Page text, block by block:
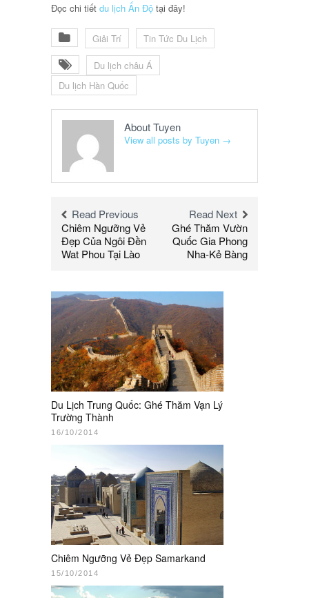
Đọc chi tiết du lịch Ấn Độ tại đây!
Giải Trí Tin Tức Du Lịch
Du lịch châu Á
Du lịch Hàn Quốc
About Tuyen
View all posts by Tuyen →
Read Previous
Chiêm Ngưỡng Vẻ
Đẹp Của Ngôi Đền
Wat Phou Tại Lào
Read Next
Ghé Thăm Vườn
Quốc Gia Phong
Nha-Kẻ Bàng
Du Lịch Trung Quốc: Ghé Thăm Vạn Lý
Trường Thành
16/10/2014
Chiêm Ngưỡng Vẻ Đẹp Samarkand
15/10/2014